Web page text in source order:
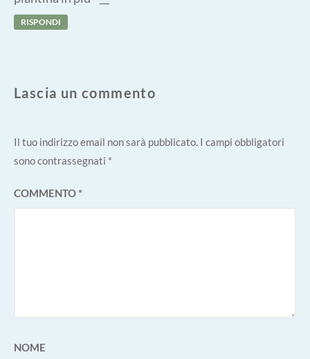
RISPONDI
Lascia un commento
Il tuo indirizzo email non sarà pubblicato. I campi obbligatori
sono contrassegnati *
COMMENTO*
NOME